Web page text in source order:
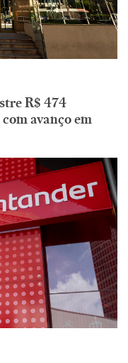
R$ 474
avanço em